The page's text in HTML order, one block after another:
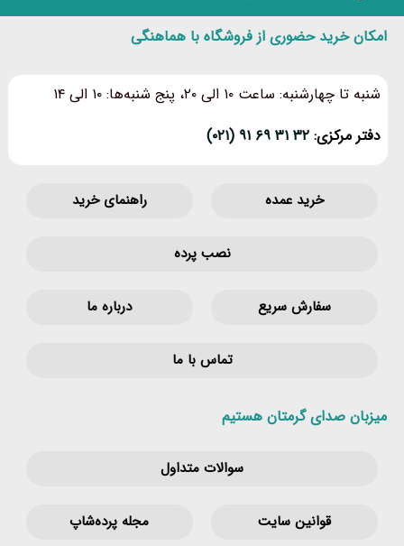
امکان خرید حضوری از فروشگاه با هماهنگی
شنبه تا چهارشنبه: ساعت ۱۰ الی ۲۰، پنج شنبه‌ها: ۱۰ الی ۱۴
دفتر مرکزی: ۳۲ ۳۱ ۶۹ ۹۱ (۰۲۱)
خرید عمده راهنمای خرید
نصب پرده
سفارش سریع درباره ما
تماس با ما
میزبان صدای گرمتان هستیم
سوالات متداول
قوانین‌ سایت مجله پرده‌شاپ